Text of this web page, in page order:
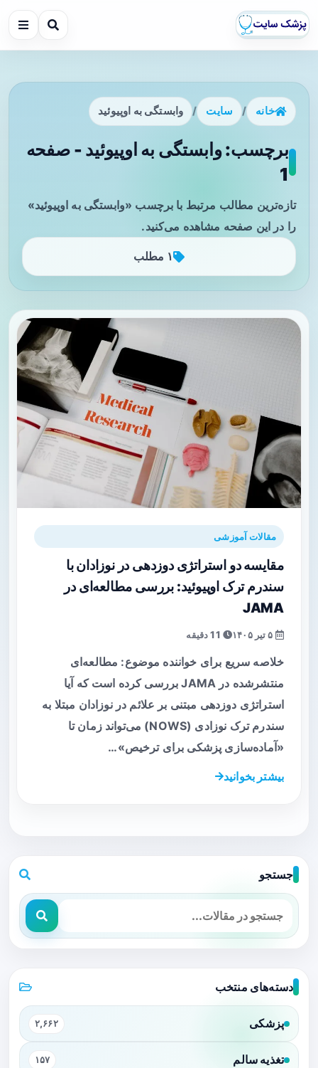
خانه / سایت / وابستگی به اوپیوئید
برچسب: وابستگی به اوپیوئید - صفحه
1
تازه‌ترین مطالب مرتبط با برچسب «وابستگی به اوپیوئید»
را در این صفحه مشاهده می‌کنید.
۱ مطلب
مقالات آموزشی
مقایسه دو استراتژی دوزدهی در نوزادان با
سندرم ترک اوپیوئید: بررسی مطالعه‌ای در
JAMA
خلاصه سریع برای خواننده موضوع: مطالعه‌ای
منتشرشده در JAMA بررسی کرده است که آیا
استراتژی دوزدهی مبتنی بر علائم در نوزادان مبتلا به
سندرم ترک نوزادی (NOWS) می‌تواند زمان تا
«آماده‌سازی پزشکی برای ترخیص»…
بیشتر بخوانید
جستجو
دسته‌های منتخب
پزشکی ۲,۶۶۲
تغذیه سالم ۱۵۷